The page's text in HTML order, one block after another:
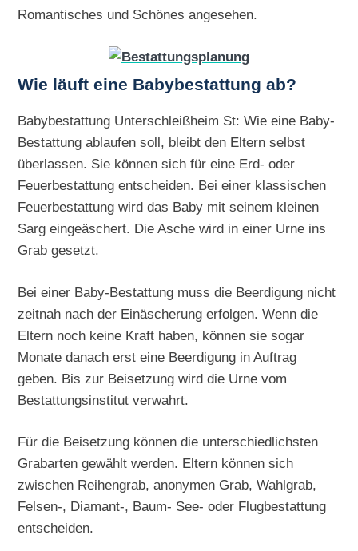
Romantisches und Schönes angesehen.
Wie läuft eine Babybestattung ab?
Babybestattung Unterschleißheim St: Wie eine Baby-
Bestattung ablaufen soll, bleibt den Eltern selbst
überlassen. Sie können sich für eine Erd- oder
Feuerbestattung entscheiden. Bei einer klassischen
Feuerbestattung wird das Baby mit seinem kleinen
Sarg eingeäschert. Die Asche wird in einer Urne ins
Grab gesetzt.
Bei einer Baby-Bestattung muss die Beerdigung nicht
zeitnah nach der Einäscherung erfolgen. Wenn die
Eltern noch keine Kraft haben, können sie sogar
Monate danach erst eine Beerdigung in Auftrag
geben. Bis zur Beisetzung wird die Urne vom
Bestattungsinstitut verwahrt.
Für die Beisetzung können die unterschiedlichsten
Grabarten gewählt werden. Eltern können sich
zwischen Reihengrab, anonymen Grab, Wahlgrab,
Felsen-, Diamant-, Baum- See- oder Flugbestattung
entscheiden.